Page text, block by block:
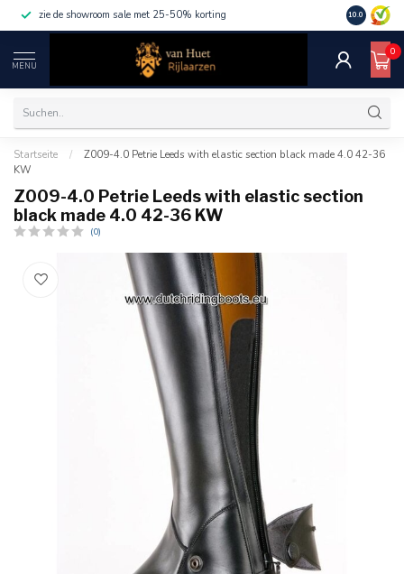
zie de showroom sale met 25-50% korting 10.0
MENU
0
Startseite /
Z009-4.0 Petrie Leeds with elastic section black made 4.0 42-36
KW
Z009-4.0 Petrie Leeds with elastic section
black made 4.0 42-36 KW
(0)